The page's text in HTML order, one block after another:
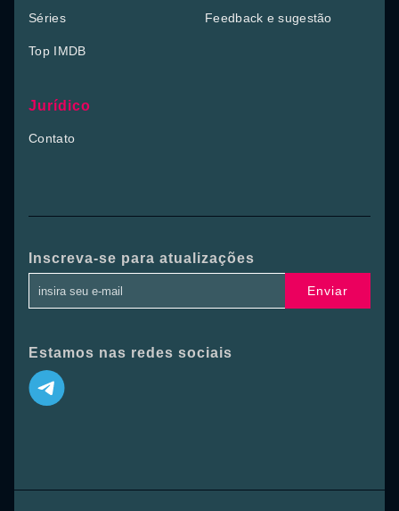
Séries
Top IMDB
Feedback e sugestão
Jurídico
Contato
Inscreva-se para atualizações
Enviar
Estamos nas redes sociais